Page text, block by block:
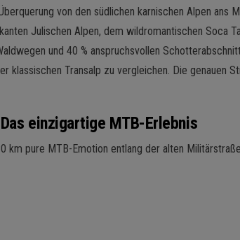
von den südlichen karnischen Alpen ans
Julischen Alpen, dem wildromantischen Soca
und 40 % anspruchsvollen
klassischen Transalp zu vergleichen. Die genauen
Das einzigartige MTB-Erlebnis
pure MTB-Emotion entlang der alten